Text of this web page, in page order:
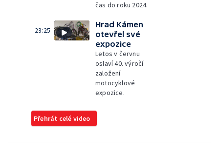
čas do roku 2024.
23:25
Hrad Kámen
otevřel své
expozice
Letos v červnu
oslaví 40. výročí
založení
motocyklové
expozice.
Přehrát celé video